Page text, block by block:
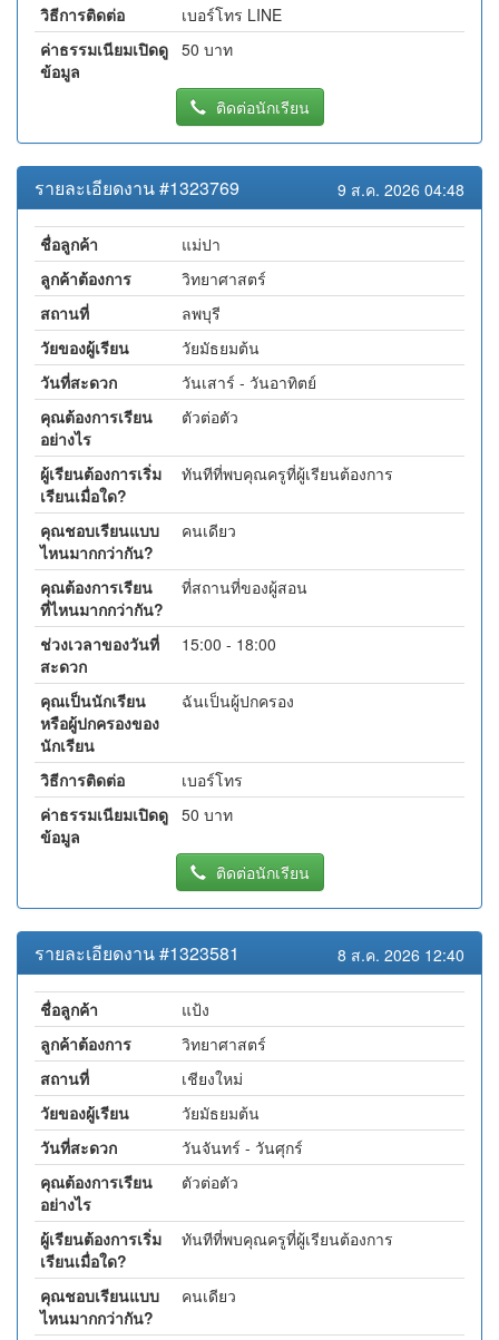
วิธีการติดต่อ
เบอร์โทร LINE
ค่าธรรมเนียมเปิดดู
ข้อมูล
50 บาท
ติดต่อนักเรียน
9 ส.ค. 2026 04:48
รายละเอียดงาน #1323769
ชื่อลูกค้า
แม่ปา
ลูกค้าต้องการ
วิทยาศาสตร์
สถานที่
ลพบุรี
วัยของผู้เรียน
วัยมัธยมต้น
วันที่สะดวก
วันเสาร์ - วันอาทิตย์
คุณต้องการเรียน
อย่างไร
ตัวต่อตัว
ผู้เรียนต้องการเริ่ม
เรียนเมื่อใด?
ทันทีที่พบคุณครูที่ผู้เรียนต้องการ
คุณชอบเรียนแบบ
ไหนมากกว่ากัน?
คนเดียว
คุณต้องการเรียน
ที่ไหนมากกว่ากัน?
ที่สถานที่ของผู้สอน
ช่วงเวลาของวันที่
สะดวก
15:00 - 18:00
คุณเป็นนักเรียน
หรือผู้ปกครองของ
นักเรียน
ฉันเป็นผู้ปกครอง
วิธีการติดต่อ
เบอร์โทร
ค่าธรรมเนียมเปิดดู
ข้อมูล
50 บาท
ติดต่อนักเรียน
8 ส.ค. 2026 12:40
รายละเอียดงาน #1323581
ชื่อลูกค้า
แป้ง
ลูกค้าต้องการ
วิทยาศาสตร์
สถานที่
เชียงใหม่
วัยของผู้เรียน
วัยมัธยมต้น
วันที่สะดวก
วันจันทร์ - วันศุกร์
คุณต้องการเรียน
อย่างไร
ตัวต่อตัว
ผู้เรียนต้องการเริ่ม
เรียนเมื่อใด?
ทันทีที่พบคุณครูที่ผู้เรียนต้องการ
คุณชอบเรียนแบบ
ไหนมากกว่ากัน?
คนเดียว